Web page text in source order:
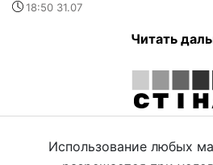
18:50 31.07
Читать
Использование любых